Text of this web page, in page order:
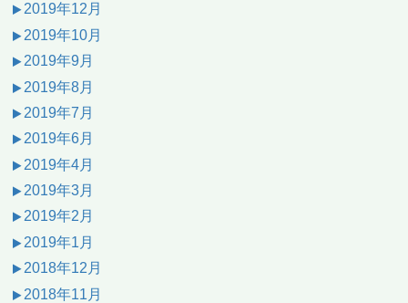
2019年12月
2019年10月
2019年9月
2019年8月
2019年7月
2019年6月
2019年4月
2019年3月
2019年2月
2019年1月
2018年12月
2018年11月